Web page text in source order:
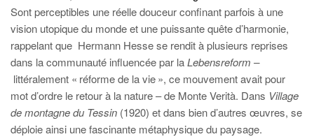
Sont perceptibles une réelle douceur confinant parfois à une
vision utopique du monde et une puissante quête d’harmonie,
rappelant que Hermann Hesse se rendit à plusieurs reprises
dans la communauté influencée par laLebensreform –
littéralement « réforme de la vie », ce mouvement avait pour
mot d’ordre le retour à la nature – de Monte Verità. Dans Village
de montagne du Tessin (1920) et dans bien d’autres œuvres, se
déploie ainsi une fascinante métaphysique du paysage.